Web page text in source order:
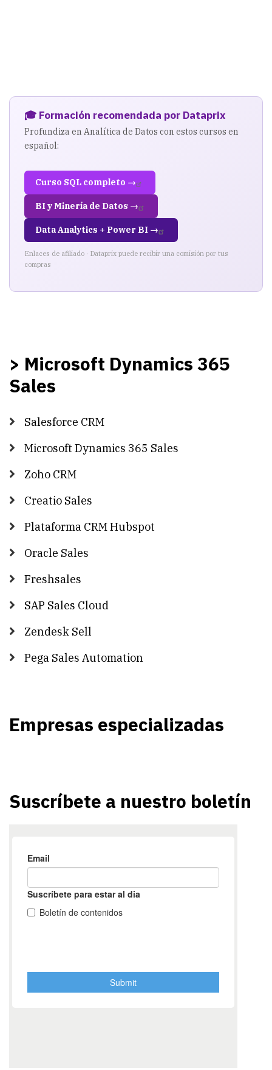
🎓 Formación recomendada por Dataprix
Profundiza en Analítica de Datos con estos cursos en
español:
Curso SQL completo →
BI y Minería de Datos →
Data Analytics + Power BI →
Enlaces de afiliado · Dataprix puede recibir una comisión por tus
compras
> Microsoft Dynamics 365
Sales
Salesforce CRM
Microsoft Dynamics 365 Sales
Zoho CRM
Creatio Sales
Plataforma CRM Hubspot
Oracle Sales
Freshsales
SAP Sales Cloud
Zendesk Sell
Pega Sales Automation
Empresas especializadas
Suscríbete a nuestro boletín